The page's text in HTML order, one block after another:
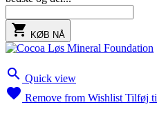
 KØB NÅ
 Quick view
 Remove from Wishlist Tilføj